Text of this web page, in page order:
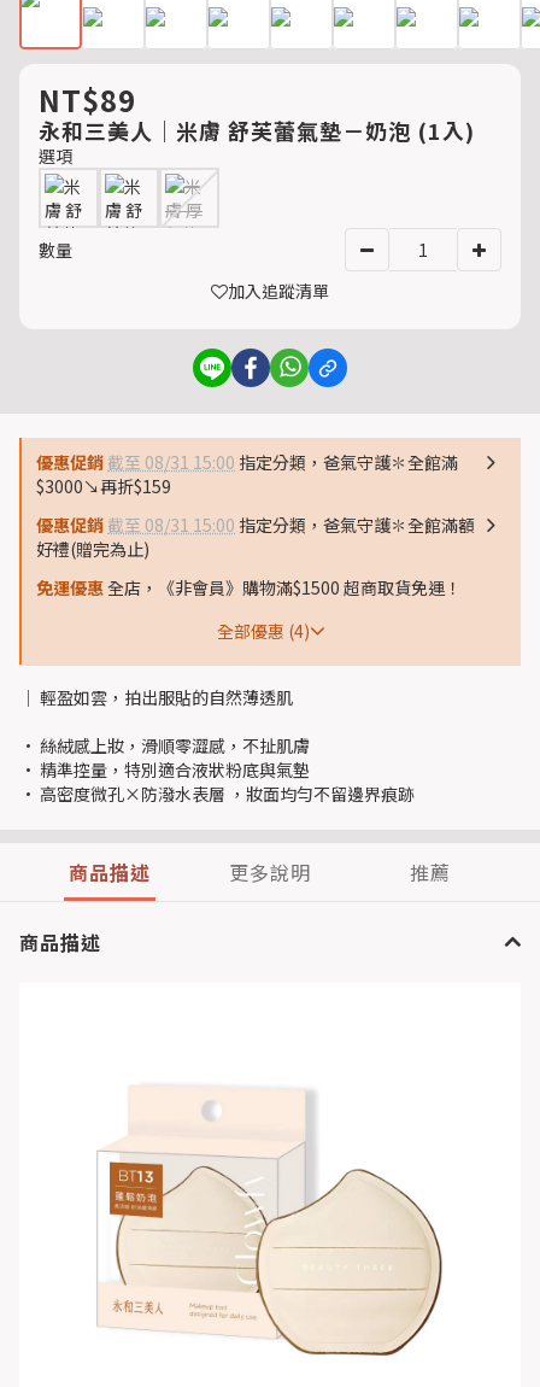
NT$89
永和三美人｜米膚 舒芙蕾氣墊－奶泡 (1入)
選項
數量
加入追蹤清單
優惠促銷 截至 08/31 15:00 指定分類，爸氣守護✽全館滿
$3000↘再折$159
優惠促銷 截至 08/31 15:00 指定分類，爸氣守護✽全館滿額
好禮(贈完為止)
免運優惠全店，《非會員》購物滿$1500 超商取貨免運！
全部優惠 (4)
│ 輕盈如雲，拍出服貼的自然薄透肌
• 絲絨感上妝，滑順零澀感，不扯肌膚
• 精準控量，特別適合液狀粉底與氣墊
• 高密度微孔×防潑水表層 ，妝面均勻不留邊界痕跡
商品描述 更多說明 推薦
商品描述